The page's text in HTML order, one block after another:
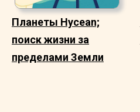
Планеты Hycean;
поиск жизни за
пределами Земли